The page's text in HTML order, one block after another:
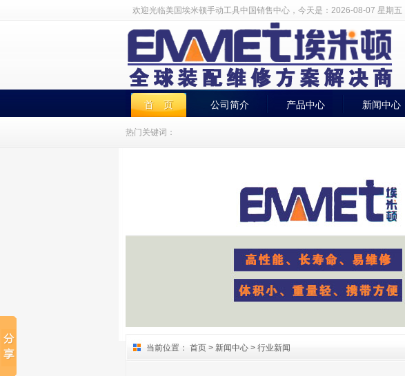
欢迎光临美国埃米顿手动工具中国销售中心，今天是： 2026-08-07 星期五
首 页 公司简介 产品中心 新闻中心
热门关键词：
当前位置： 首页 > 新闻中心 > 行业新闻